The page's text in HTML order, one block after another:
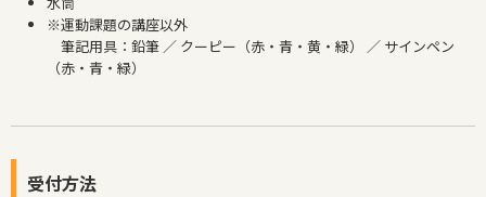
※運動課題の講座以外
筆記用具：鉛筆 ／ クーピー（赤・青・黄・緑） ／ サインペン
（赤・青・緑）
受付方法